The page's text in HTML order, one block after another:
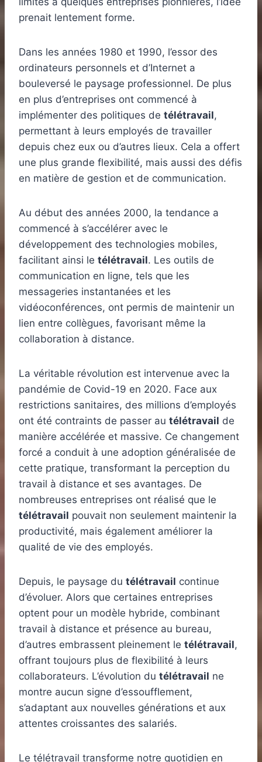
prenait lentement forme.
Dans les années 1980 et 1990, l’essor des
ordinateurs personnels et d’Internet a
bouleversé le paysage professionnel. De plus
en plus d’entreprises ont commencé à
implémenter des politiques de télétravail,
permettant à leurs employés de travailler
depuis chez eux ou d’autres lieux. Cela a offert
une plus grande flexibilité, mais aussi des défis
en matière de gestion et de communication.
Au début des années 2000, la tendance a
commencé à s’accélérer avec le
développement des technologies mobiles,
facilitant ainsi le télétravail. Les outils de
communication en ligne, tels que les
messageries instantanées et les
vidéoconférences, ont permis de maintenir un
lien entre collègues, favorisant même la
collaboration à distance.
La véritable révolution est intervenue avec la
pandémie de Covid-19 en 2020. Face aux
restrictions sanitaires, des millions d’employés
ont été contraints de passer au télétravail de
manière accélérée et massive. Ce changement
forcé a conduit à une adoption généralisée de
cette pratique, transformant la perception du
travail à distance et ses avantages. De
nombreuses entreprises ont réalisé que le
télétravail pouvait non seulement maintenir la
productivité, mais également améliorer la
qualité de vie des employés.
Depuis, le paysage du télétravail continue
d’évoluer. Alors que certaines entreprises
optent pour un modèle hybride, combinant
travail à distance et présence au bureau,
d’autres embrassent pleinement le télétravail,
offrant toujours plus de flexibilité à leurs
collaborateurs. L’évolution du télétravail ne
montre aucun signe d’essoufflement,
s’adaptant aux nouvelles générations et aux
attentes croissantes des salariés.
Le télétravail transforme notre quotidien en